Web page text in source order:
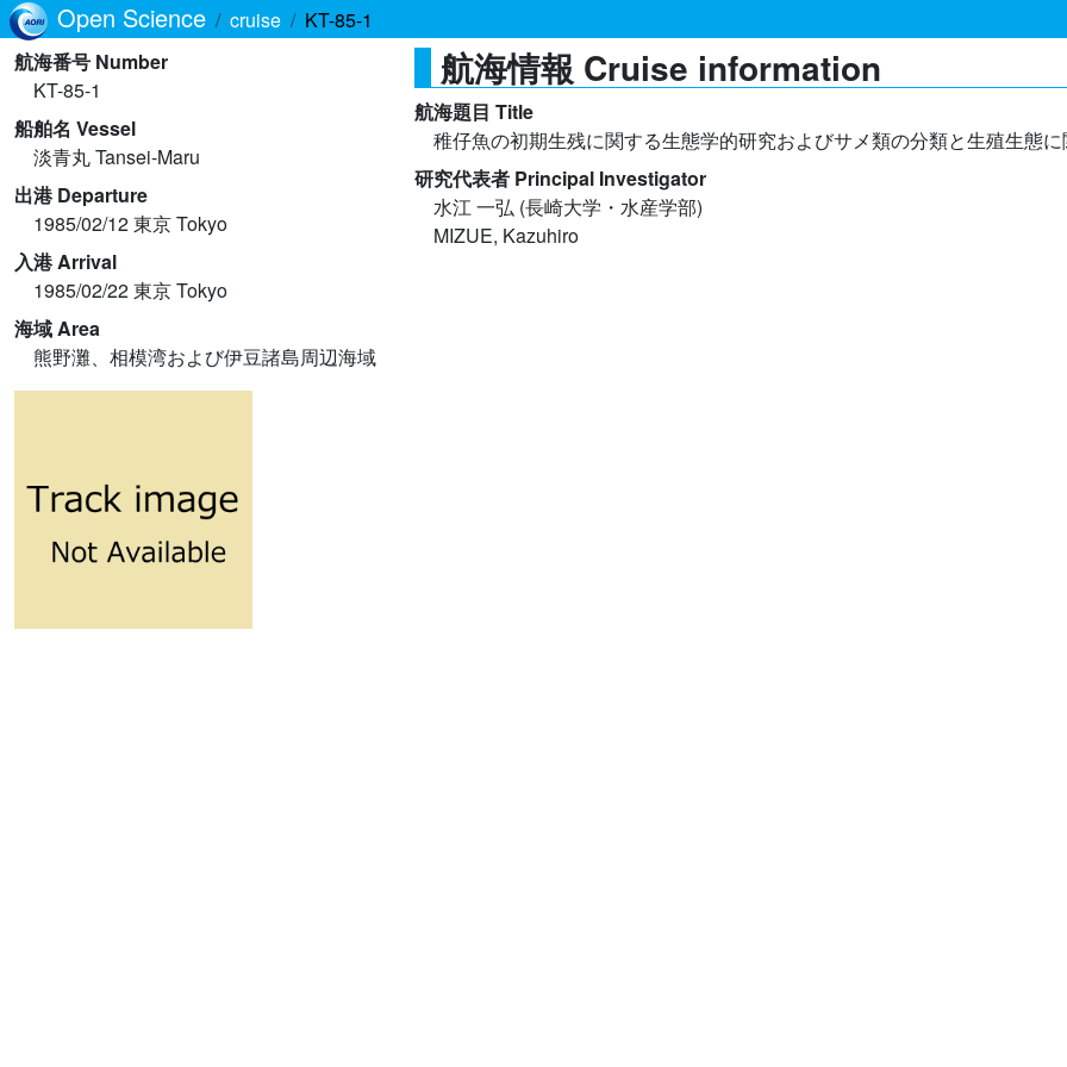
Open Science cruise
KT-85-1
航海番号 Number
KT-85-1
船舶名 Vessel
淡青丸 Tansei-Maru
出港 Departure
1985/02/12 東京 Tokyo
入港 Arrival
1985/02/22 東京 Tokyo
海域 Area
熊野灘、相模湾および伊豆諸島周辺海域
航海情報 Cruise information
航海題目 Title
稚仔魚の初期生残に関する生態学的研究およびサメ類の分類と生殖生態
研究代表者 Principal Investigator
水江 一弘 (長崎大学・水産学部)
MIZUE, Kazuhiro